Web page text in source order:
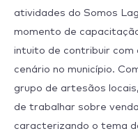
atividades do Somos
momento de
intuito de contribuir com
cenário no município.
grupo de artesãos
de trabalhar sobre
caracterizando o tema